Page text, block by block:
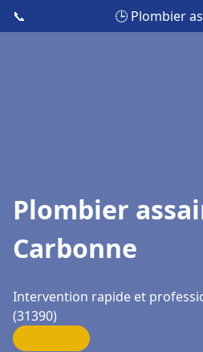
📞 🕒 Plombier
Plombier
Carbonne
Intervention rapide et
(31390)